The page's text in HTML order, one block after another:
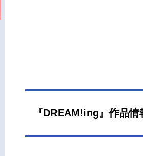
『DREAM!ing』作品情